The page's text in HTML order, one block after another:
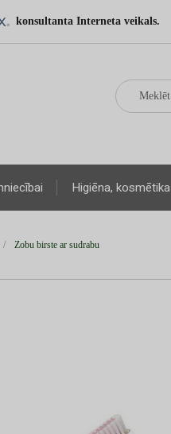
konsultanta Interneta veikals.
Higiēna, kosmētika
Zobu birste ar sudrabu